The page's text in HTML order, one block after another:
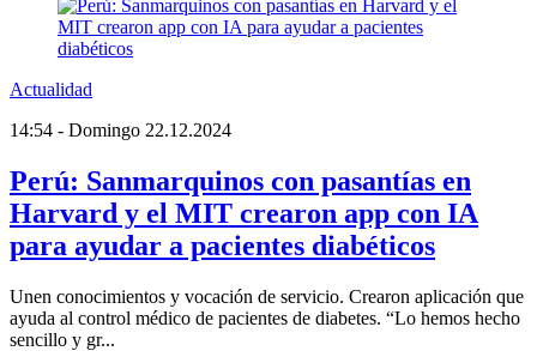
Actualidad
14:54 - Domingo 22.12.2024
Perú: Sanmarquinos con pasantías en
Harvard y el MIT crearon app con IA
para ayudar a pacientes diabéticos
Unen conocimientos y vocación de servicio. Crearon aplicación que
ayuda al control médico de pacientes de diabetes. “Lo hemos hecho
sencillo y gr...